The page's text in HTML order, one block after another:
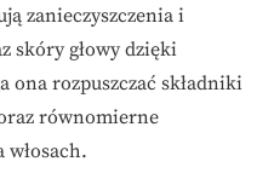
zanieczyszczenia i
skóry głowy dzięki
ona rozpuszczać składniki
równomierne